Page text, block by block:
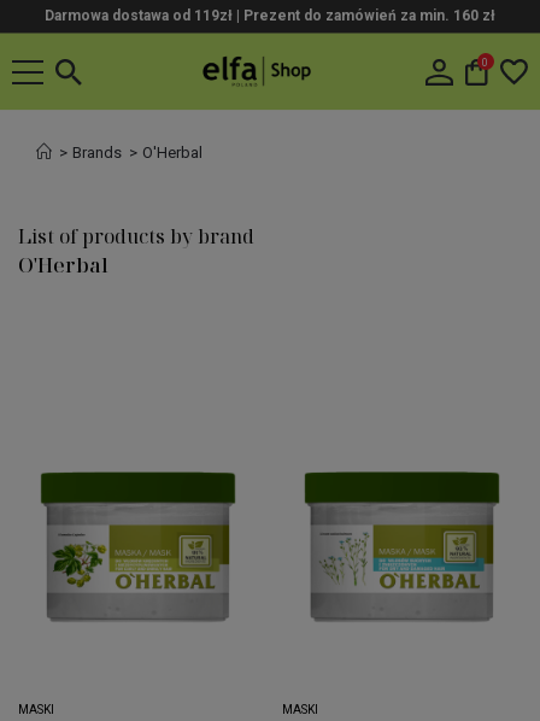
Darmowa dostawa od 119zł | Prezent do zamówień za min. 160 zł
0
Brands O'Herbal
List of products by brand
O'Herbal
MASKI MASKI